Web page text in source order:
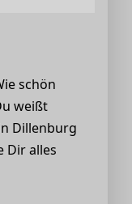
schön
weißt
Dillenburg
Dir alles